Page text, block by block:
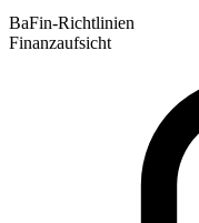
BaFin-Richtlinien
Finanzaufsicht